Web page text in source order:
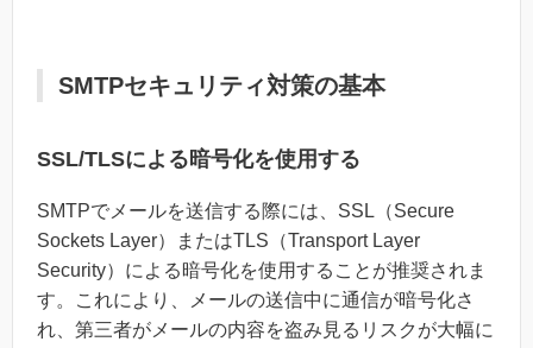
SMTPセキュリティ対策の基本
SSL/TLSによる暗号化を使用する
SMTPでメールを送信する際には、SSL（Secure
Sockets Layer）またはTLS（Transport Layer
Security）による暗号化を使用することが推奨されま
す。これにより、メールの送信中に通信が暗号化さ
れ、第三者がメールの内容を盗み見るリスクが大幅に